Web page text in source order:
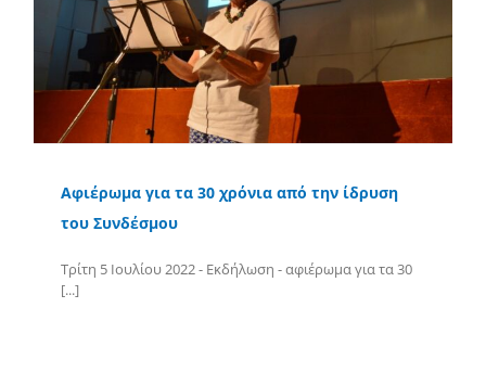
Αφιέρωμα για τα 30 χρόνια από την ίδρυση
του Συνδέσμου
Τρίτη 5 Ιουλίου 2022 - Εκδήλωση - αφιέρωμα για τα 30
[...]